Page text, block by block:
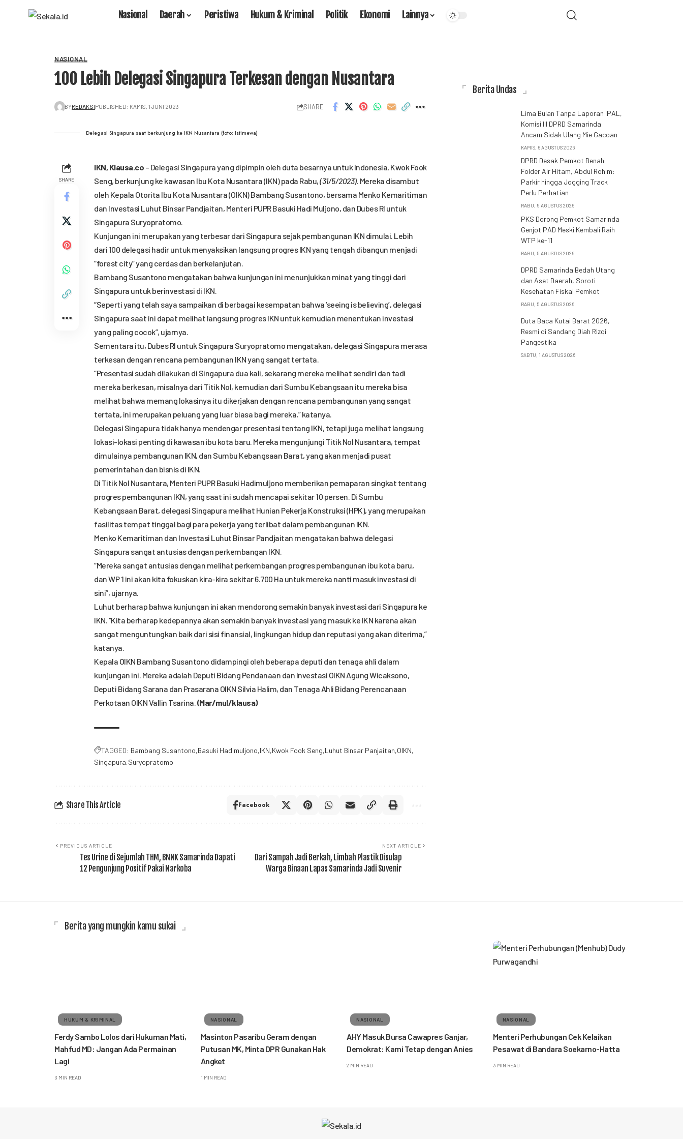
Nasional Daerah Peristiwa Hukum & Kriminal Politik Ekonomi Lainnya
NASIONAL
100 Lebih Delegasi Singapura Terkesan dengan Nusantara
BYREDAKSIPUBLISHED: KAMIS, 1 JUNI 2023 SHARE
Delegasi Singapura saat berkunjung ke IKN Nusantara (foto: Istimewa)
SHARE
IKN, Klausa.co – Delegasi Singapura yang dipimpin oleh duta besarnya untuk Indonesia, Kwok Fook
Seng, berkunjung ke kawasan Ibu Kota Nusantara (IKN) pada Rabu,(31/5/2023). Mereka disambut
oleh Kepala Otorita Ibu Kota Nusantara (OIKN) Bambang Susantono, bersama Menko Kemaritiman
dan Investasi Luhut Binsar Pandjaitan, Menteri PUPR Basuki Hadi Muljono, dan Dubes RI untuk
Singapura Suryopratomo.
Kunjungan ini merupakan yang terbesar dari Singapura sejak pembangunan IKN dimulai. Lebih
dari 100 delegasi hadir untuk menyaksikan langsung progres IKN yang tengah dibangun menjadi
“forest city” yang cerdas dan berkelanjutan.
Bambang Susantono mengatakan bahwa kunjungan ini menunjukkan minat yang tinggi dari
Singapura untuk berinvestasi di IKN.
“Seperti yang telah saya sampaikan di berbagai kesempatan bahwa ‘seeing is believing’, delegasi
Singapura saat ini dapat melihat langsung progres IKN untuk kemudian menentukan investasi
yang paling cocok”, ujarnya.
Sementara itu, Dubes RI untuk Singapura Suryopratomo mengatakan, delegasi Singapura merasa
terkesan dengan rencana pembangunan IKN yang sangat tertata.
“Presentasi sudah dilakukan di Singapura dua kali, sekarang mereka melihat sendiri dan tadi
mereka berkesan, misalnya dari Titik Nol, kemudian dari Sumbu Kebangsaan itu mereka bisa
melihat bahwa memang lokasinya itu dikerjakan dengan rencana pembangunan yang sangat
tertata, ini merupakan peluang yang luar biasa bagi mereka,” katanya.
Delegasi Singapura tidak hanya mendengar presentasi tentang IKN, tetapi juga melihat langsung
lokasi-lokasi penting di kawasan ibu kota baru. Mereka mengunjungi Titik Nol Nusantara, tempat
dimulainya pembangunan IKN, dan Sumbu Kebangsaan Barat, yang akan menjadi pusat
pemerintahan dan bisnis di IKN.
Di Titik Nol Nusantara, Menteri PUPR Basuki Hadimuljono memberikan pemaparan singkat tentang
progres pembangunan IKN, yang saat ini sudah mencapai sekitar 10 persen. Di Sumbu
Kebangsaan Barat, delegasi Singapura melihat Hunian Pekerja Konstruksi (HPK), yang merupakan
fasilitas tempat tinggal bagi para pekerja yang terlibat dalam pembangunan IKN.
Menko Kemaritiman dan Investasi Luhut Binsar Pandjaitan mengatakan bahwa delegasi
Singapura sangat antusias dengan perkembangan IKN.
“Mereka sangat antusias dengan melihat perkembangan progres pembangunan ibu kota baru,
dan WP 1 ini akan kita fokuskan kira-kira sekitar 6.700 Ha untuk mereka nanti masuk investasi di
sini”, ujarnya.
Luhut berharap bahwa kunjungan ini akan mendorong semakin banyak investasi dari Singapura ke
IKN. “Kita berharap kedepannya akan semakin banyak investasi yang masuk ke IKN karena akan
sangat menguntungkan baik dari sisi finansial, lingkungan hidup dan reputasi yang akan diterima,”
katanya.
Kepala OIKN Bambang Susantono didampingi oleh beberapa deputi dan tenaga ahli dalam
kunjungan ini. Mereka adalah Deputi Bidang Pendanaan dan Investasi OIKN Agung Wicaksono,
Deputi Bidang Sarana dan Prasarana OIKN Silvia Halim, dan Tenaga Ahli Bidang Perencanaan
Perkotaan OIKN Vallin Tsarina.(Mar/mul/klausa)
TAGGED: Bambang Susantono Basuki Hadimuljono IKN Kwok Fook Seng Luhut Binsar Panjaitan OIKN
Singapura Suryopratomo
Share This Article Facebook
PREVIOUS ARTICLE
Tes Urine di Sejumlah THM, BNNK Samarinda Dapati
12 Pengunjung Positif Pakai Narkoba
NEXT ARTICLE
Dari Sampah Jadi Berkah, Limbah Plastik Disulap
Warga Binaan Lapas Samarinda Jadi Suvenir
Berita Undas
Lima Bulan Tanpa Laporan IPAL,
Komisi III DPRD Samarinda
Ancam Sidak Ulang Mie Gacoan
KAMIS, 6 AGUSTUS 2026
DPRD Desak Pemkot Benahi
Folder Air Hitam, Abdul Rohim:
Parkir hingga Jogging Track
Perlu Perhatian
RABU, 5 AGUSTUS 2026
PKS Dorong Pemkot Samarinda
Genjot PAD Meski Kembali Raih
WTP ke-11
RABU, 5 AGUSTUS 2026
DPRD Samarinda Bedah Utang
dan Aset Daerah, Soroti
Kesehatan Fiskal Pemkot
RABU, 5 AGUSTUS 2026
Duta Baca Kutai Barat 2026,
Resmi di Sandang Diah Rizqi
Pangestika
SABTU, 1 AGUSTUS 2026
Berita yang mungkin kamu sukai
HUKUM & KRIMINAL
Ferdy Sambo Lolos dari Hukuman Mati,
Mahfud MD: Jangan Ada Permainan
Lagi
3 MIN READ
NASIONAL
Masinton Pasaribu Geram dengan
Putusan MK, Minta DPR Gunakan Hak
Angket
1 MIN READ
NASIONAL
AHY Masuk Bursa Cawapres Ganjar,
Demokrat: Kami Tetap dengan Anies
2 MIN READ
NASIONAL
Menteri Perhubungan Cek Kelaikan
Pesawat di Bandara Soekarno-Hatta
3 MIN READ